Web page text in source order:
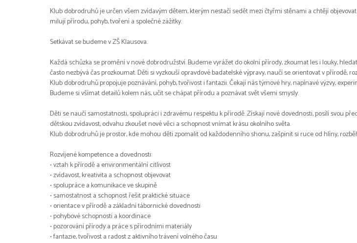
Klub dobrodruhů je určen všem zvídavým dětem, kterým nestačí sedět mezi čtyřmi stěnami a chtějí
milují přírodu, pohyb, tvoření a společné zážitky.
Setkávat se budeme v ZŠ Klausova.
Každá schůzka se promění v nové dobrodružství. Budeme vyrážet do okolní přírody, zkoumat les i louky,
často nezbývá čas prozkoumat. Děti si vyzkouší opravdové badatelské výpravy, naučí se orientovat v
Klub dobrodruhů propojuje poznávání, pohyb, tvořivost i fantazii. Čekají nás týmové hry, napínavé výzvy,
Budeme si všímat detailů kolem nás, učit se chápat přírodu a poznávat svět všemi smysly.
Děti se naučí samostatnosti, spolupráci i zdravému respektu k přírodě. Získají nové dovednosti, posílí svou
dětskou zvídavost, odvahu zkoušet nové věci a schopnost vnímat krásu okolního světa.
Klub dobrodruhů je prostor, kde mohou děti zpomalit od každodenního shonu, zašpinit si ruce od hlíny,
Rozvíjené kompetence a dovednosti:
• vztah k přírodě a environmentální citlivost
• zvídavost, kreativita a schopnost objevovat
• spolupráce a komunikace ve skupině
• samostatnost a schopnost řešit praktické situace
• orientace v přírodě a základní tábornické dovednosti
• pohybové schopnosti a koordinace
• pozorování přírody a práce s přírodními materiály
• fantazie, tvořivost a radost z aktivního trávení volného času